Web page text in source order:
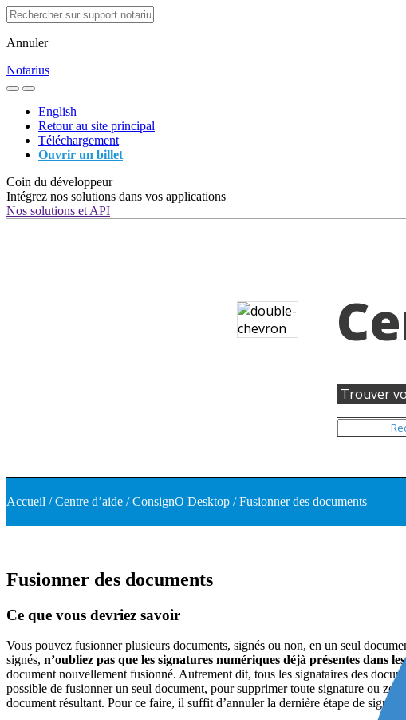
Annuler
Notarius
English
Retour au site principal
Téléchargement
Ouvrir un billet
Coin du développeur
Intégrez nos solutions dans vos applications
Nos solutions et API
Trouver
Accueil /Centre d’aide /ConsignO Desktop /Fusionner des documents
Fusionner des documents
Ce que vous devriez savoir
Vous pouvez fusionner plusieurs documents, signés ou non, en un seul
signés, n’oubliez pas que les signatures numériques déjà présentes dans
document nouvellement fusionné. Autrement dit, tous les signataires des
possible de fusionner un seul document, pour supprimer toute signature ou
document résultant. Pour ce faire, il suffit d’annuler la dernière étape de